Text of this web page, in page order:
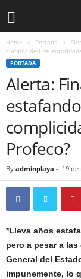
Home Portada
complicidad de
PORTADA
Alerta:
Profeco?
By adminplaya - 19
*Lleva años
pero a pesar a
General del
impunemente, lo